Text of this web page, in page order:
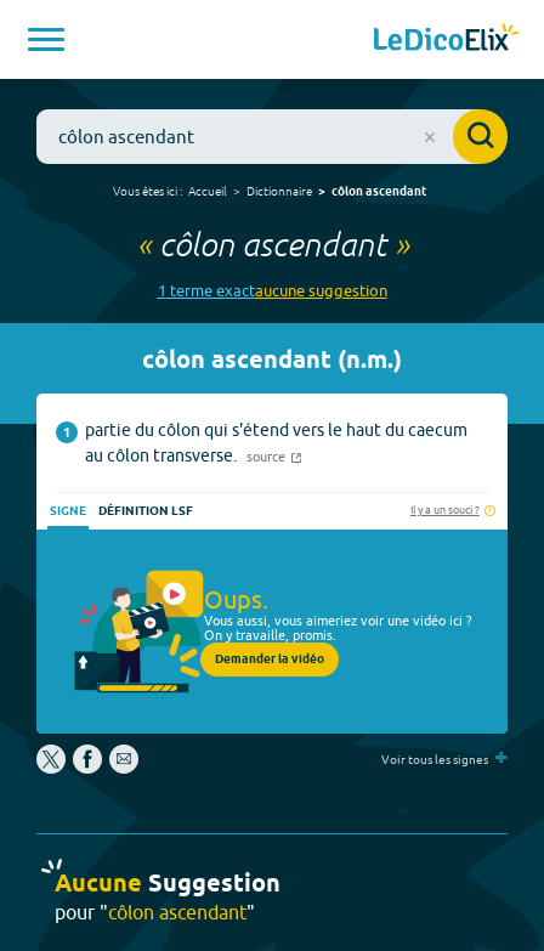
Vous êtes ici : Accueil Dictionnaire côlon ascendant
« côlon ascendant»
1 termeexactaucunesuggestion
côlon ascendant (n.m.)
1
partie du côlon qui s'étend vers le haut du caecum
au côlon transverse.
source
SIGNE DÉFINITION LSF Il y a un souci ?
Oups.
Vous aussi, vous aimeriez voir une vidéo ici ?
On y travaille, promis.
Demander la vidéo
Voir tous les signes +
Aucune Suggestion
pour "côlon ascendant"